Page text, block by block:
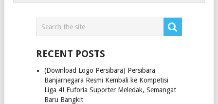
RECENT POSTS
(Download Logo Persibara) Persibara
Banjarnegara Resmi Kembali ke Kompetisi
Liga 4! Euforia Suporter Meledak, Semangat
Baru Bangkit